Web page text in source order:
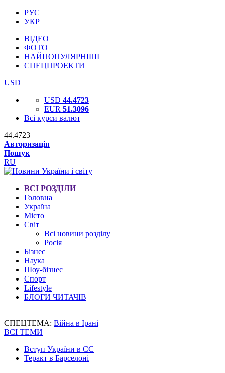
РУС
УКР
ВІДЕО
ФОТО
НАЙПОПУЛЯРНІШІ
СПЕЦПРОЕКТИ
USD
USD 44.4723
EUR 51.3096
Всі курси валют
44.4723
Авторизація
Пошук
RU
ВСІ РОЗДІЛИ
Головна
Україна
Місто
Світ
Всі новини розділу
Росія
Бізнес
Наука
Шоу-бізнес
Спорт
Lifestyle
БЛОГИ ЧИТАЧІВ
СПЕЦТЕМА: Війна в Ірані
ВСІ ТЕМИ
Вступ України в ЄС
Теракт в Барселоні